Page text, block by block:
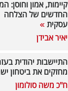
קיימות, אמון וחוסן:
החדשים של הצלחה
עסקית
יאיר אבידן
התיישבות יהודית
מחזקים את ביטחון
ח"כ משה סולומון